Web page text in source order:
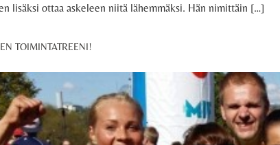
lisäksi ottaa askeleen niitä lähemmäksi. Hän nimittäin […]
TOIMINTATREENI!